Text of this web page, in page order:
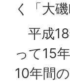
く「大
平成18
って15
10年間